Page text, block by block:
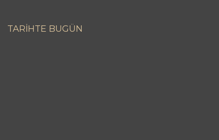
TARİHTE BUGÜN